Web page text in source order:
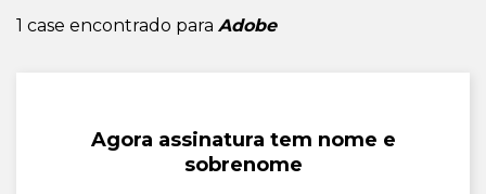
1 case encontrado para Adobe
Agora assinatura tem nome e
sobrenome